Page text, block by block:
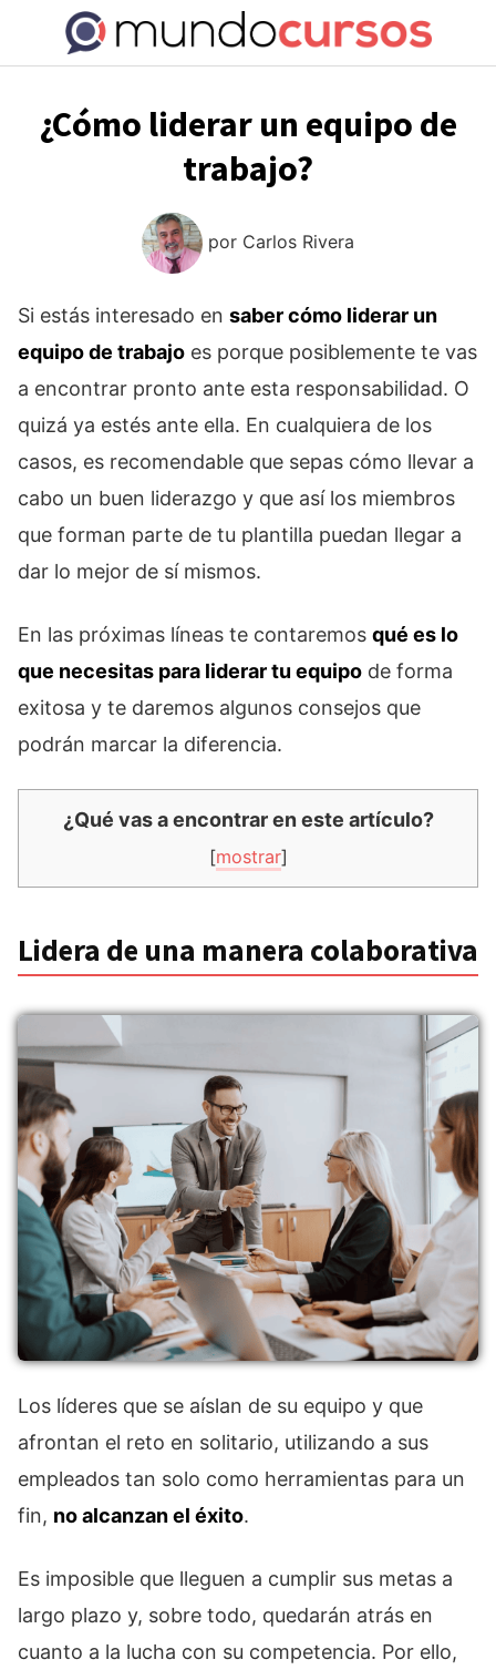
contenido
¿Cómo liderar un equipo de
trabajo?
por Carlos Rivera
Si estás interesado en saber cómo liderar un
equipo de trabajo es porque posiblemente te vas
a encontrar pronto ante esta responsabilidad. O
quizá ya estés ante ella. En cualquiera de los
casos, es recomendable que sepas cómo llevar a
cabo un buen liderazgo y que así los miembros
que forman parte de tu plantilla puedan llegar a
dar lo mejor de sí mismos.
En las próximas líneas te contaremos qué es lo
que necesitas para liderar tu equipo de forma
exitosa y te daremos algunos consejos que
podrán marcar la diferencia.
¿Qué vas a encontrar en este artículo?
[mostrar]
Lidera de una manera colaborativa
Los líderes que se aíslan de su equipo y que
afrontan el reto en solitario, utilizando a sus
empleados tan solo como herramientas para un
fin, no alcanzan el éxito.
Es imposible que lleguen a cumplir sus metas a
largo plazo y, sobre todo, quedarán atrás en
cuanto a la lucha con su competencia. Por ello,